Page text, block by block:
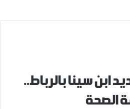
ابن سينا بالرباط..
الصحة